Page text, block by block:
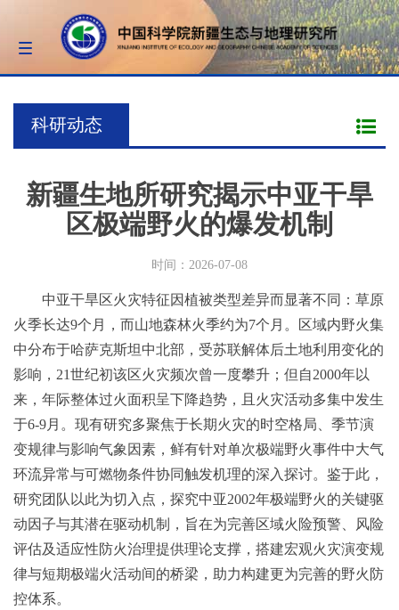
Toggle
navigation
科研动态
新疆生地所研究揭示中亚干旱
区极端野火的爆发机制
时间：2026-07-08
中亚干旱区火灾特征因植被类型差异而显著不同：草原
火季长达9个月，而山地森林火季约为7个月。区域内野火集
中分布于哈萨克斯坦中北部，受苏联解体后土地利用变化的
影响，21世纪初该区火灾频次曾一度攀升；但自2000年以
来，年际整体过火面积呈下降趋势，且火灾活动多集中发生
于6-9月。现有研究多聚焦于长期火灾的时空格局、季节演
变规律与影响气象因素，鲜有针对单次极端野火事件中大气
环流异常与可燃物条件协同触发机理的深入探讨。鉴于此，
研究团队以此为切入点，探究中亚2002年极端野火的关键驱
动因子与其潜在驱动机制，旨在为完善区域火险预警、风险
评估及适应性防火治理提供理论支撑，搭建宏观火灾演变规
律与短期极端火活动间的桥梁，助力构建更为完善的野火防
控体系。